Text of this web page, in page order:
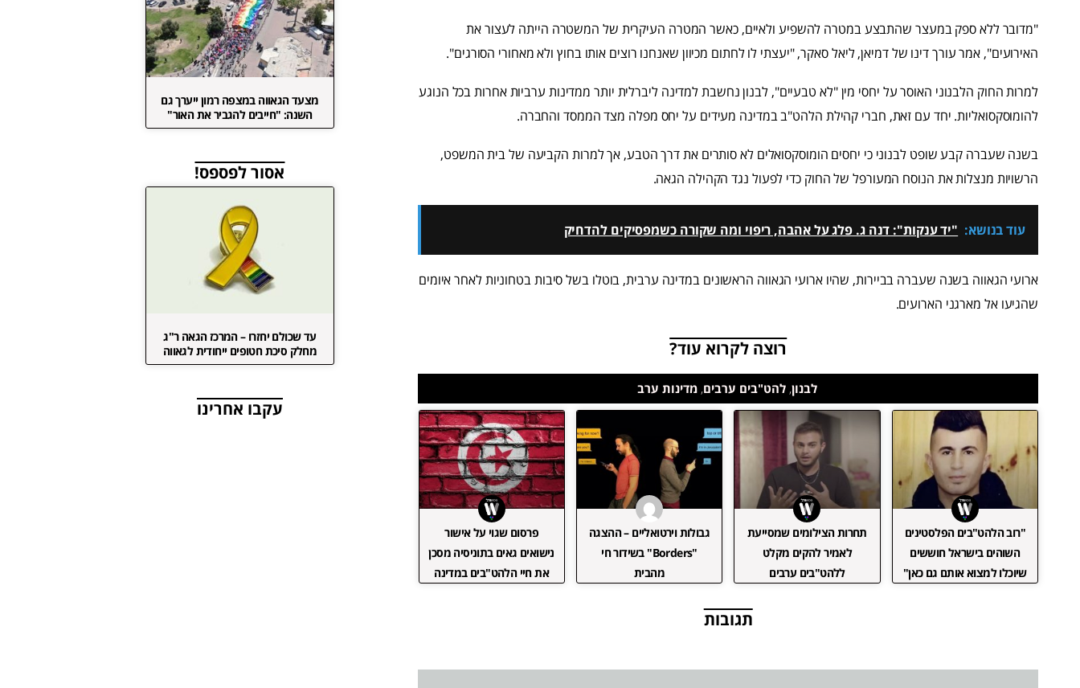
"מדובר ללא ספק במעצר שהתבצע במטרה להשפיע ולאיים, כאשר המטרה העיקרית של המשטרה הייתה לעצור את
האירועים", אמר עורך דינו של דמיאן, ליאל סאקר, "יעצתי לו לחתום מכיוון שאנחנו רוצים אותו בחוץ ולא מאחורי הסורגים".
למרות החוק הלבנוני האוסר על יחסי מין "לא טבעיים", לבנון נחשבת למדינה ליברלית יותר ממדינות ערביות אחרות בכל הנוגע
להומוסקסואליות. יחד עם זאת, חברי קהילת הלהט"ב במדינה מעידים על יחס מפלה מצד הממסד והחברה.
בשנה שעברה קבע שופט לבנוני כי יחסים הומוסקסואלים לא סותרים את דרך הטבע, אך למרות הקביעה של בית המשפט,
הרשויות מנצלות את הנוסח המעורפל של החוק כדי לפעול נגד הקהילה הגאה.
עוד בנושא: "יד ענקות": דנה ג. פלג על אהבה, ריפוי ומה שקורה כשמפסיקים להדחיק
ארועי הגאווה בשנה שעברה בביירות, שהיו ארועי הגאווה הראשונים במדינה ערבית, בוטלו בשל סיבות בטחוניות לאחר איומים
שהגיעו אל מארגני הארועים.
רוצה לקרוא עוד?
לבנון, להט"בים ערבים, מדינות ערב
"רוב הלהט"בים הפלסטינים
השוהים בישראל חוששים
שיוכלו למצוא אותם גם כאן"
תחרות הצילומים שמסייעת
לאמיר להקים מקלט
ללהט"בים ערבים
גבולות וירטואליים – ההצגה
"Borders" בשידור חי
מהבית
פרסום שגוי על אישור
נישואים גאים בתוניסיה מסכן
את חיי הלהט"בים במדינה
תגובות
מצעד הגאווה במצפה רמון ייערך גם
השנה: "חייבים להגביר את האור"
אסור לפספס!
עד שכולם יחזרו – המרכז הגאה ר"ג
מחלק סיכת חטופים ייחודית לגאווה
עקבו אחרינו